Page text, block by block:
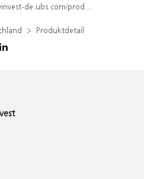
produkt/detail/index/isin/DE000UQ908A1
Produktdetail